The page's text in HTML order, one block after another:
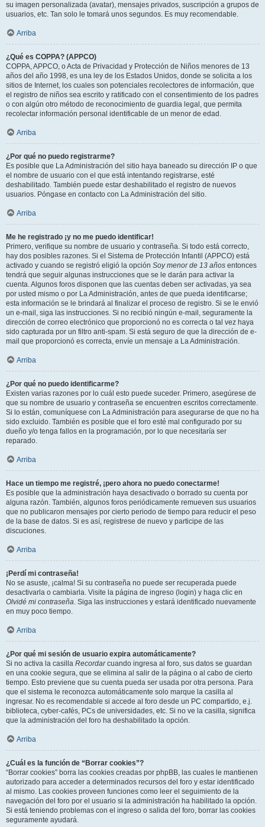
su imagen personalizada (avatar), mensajes privados, suscripción a grupos de
usuarios, etc. Tan solo le tomará unos segundos. Es muy recomendable.
Arriba
¿Qué es COPPA? (APPCO)
COPPA, APPCO, o Acta de Privacidad y Protección de Niños menores de 13
años del año 1998, es una ley de los Estados Unidos, donde se solicita a los
sitios de Internet, los cuales son potenciales recolectores de información, que
el registro de niños sea escrito y ratificado con el consentimiento de los padres
o con algún otro método de reconocimiento de guardia legal, que permita
recolectar información personal identificable de un menor de edad.
Arriba
¿Por qué no puedo registrarme?
Es posible que La Administración del sitio haya baneado su dirección IP o que
el nombre de usuario con el que está intentando registrarse, esté
deshabilitado. También puede estar deshabilitado el registro de nuevos
usuarios. Póngase en contacto con La Administración del sitio.
Arriba
Me he registrado ¡y no me puedo identificar!
Primero, verifique su nombre de usuario y contraseña. Si todo está correcto,
hay dos posibles razones. Si el Sistema de Protección Infantil (APPCO) está
activado y cuando se registró eligió la opción Soy menor de 13 años entonces
tendrá que seguir algunas instrucciones que se le darán para activar la
cuenta. Algunos foros disponen que las cuentas deben ser activadas, ya sea
por usted mismo o por La Administración, antes de que pueda identificarse;
esta información se le brindará al finalizar el proceso de registro. Si se le envió
un e-mail, siga las instrucciones. Si no recibió ningún e-mail, seguramente la
dirección de correo electrónico que proporcionó no es correcta o tal vez haya
sido capturada por un filtro anti-spam. Si está seguro de que la dirección de e-
mail que proporcionó es correcta, envíe un mensaje a La Administración.
Arriba
¿Por qué no puedo identificarme?
Existen varias razones por lo cuál esto puede suceder. Primero, asegúrese de
que su nombre de usuario y contraseña se encuentren escritos correctamente.
Si lo están, comuníquese con La Administración para asegurarse de que no ha
sido excluido. También es posible que el foro esté mal configurado por su
dueño y/o tenga fallos en la programación, por lo que necesitaría ser
reparado.
Arriba
Hace un tiempo me registré, ¡pero ahora no puedo conectarme!
Es posible que la administración haya desactivado o borrado su cuenta por
alguna razón. También, algunos foros periódicamente remueven sus usuarios
que no publicaron mensajes por cierto periodo de tiempo para reducir el peso
de la base de datos. Si es así, registrese de nuevo y participe de las
discuciones.
Arriba
¡Perdí mi contraseña!
No se asuste, ¡calma! Si su contraseña no puede ser recuperada puede
desactivarla o cambiarla. Visite la página de ingreso (login) y haga clic en
Olvidé mi contraseña. Siga las instrucciones y estará identificado nuevamente
en muy poco tiempo.
Arriba
¿Por qué mi sesión de usuario expira automáticamente?
Si no activa la casilla Recordarcuando ingresa al foro, sus datos se guardan
en una cookie segura, que se elimina al salir de la página o al cabo de cierto
tiempo. Esto previene que su cuenta pueda ser usada por otra persona. Para
que el sistema le reconozca automáticamente solo marque la casilla al
ingresar. No es recomendable si accede al foro desde un PC compartido, e.j.
biblioteca, cyber-cafés, PCs de universidades, etc. Si no ve la casilla, significa
que la administración del foro ha deshabilitado la opción.
Arriba
¿Cuál es la función de “Borrar cookies”?
“Borrar cookies” borra las cookies creadas por phpBB, las cuales le mantienen
autorizado para acceder a determinados recursos del foro y estar identificado
al mismo. Las cookies proveen funciones como leer el seguimiento de la
navegación del foro por el usuario si la administración ha habilitado la opción.
Si está teniendo problemas con el ingreso o salida del foro, borrar las cookies
seguramente ayudará.